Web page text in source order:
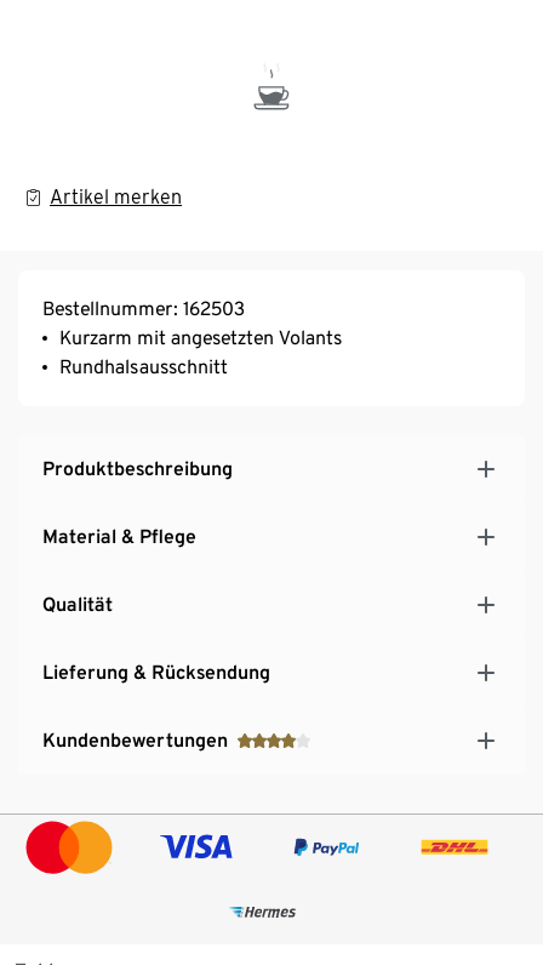
Artikel merken
Bestellnummer: 162503
Kurzarm mit angesetzten Volants
Rundhalsausschnitt
Produktbeschreibung
Material & Pflege
Qualität
Lieferung & Rücksendung
Kundenbewertungen